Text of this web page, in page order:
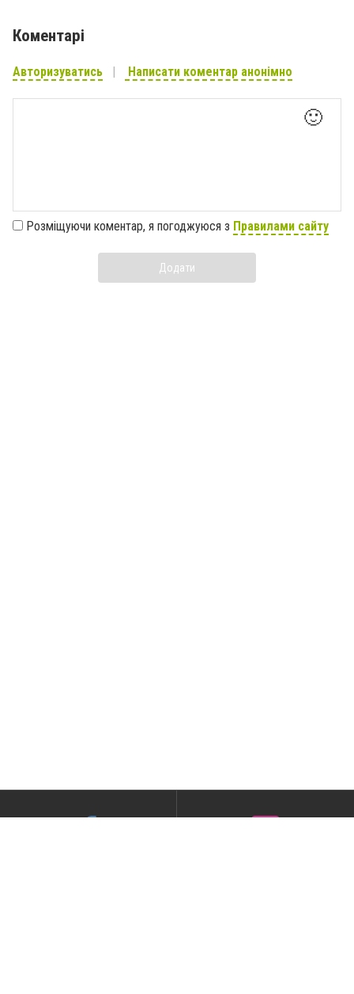
Коментарі
Авторизуватись Написати коментар анонімно
🙂
Розміщуючи коментар, я погоджуюся з Правилами сайту
Додати